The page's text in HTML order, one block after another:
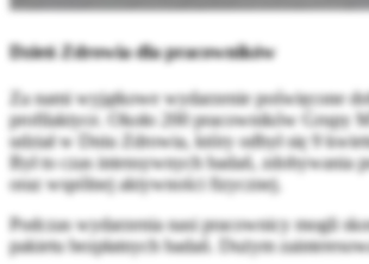
Dzień Zdrowia dla pracowników
Za nami wyjątkowe wydarzenie poświęcone
profilaktyce. Około 200 pracowników Grupy
udział w Dniu Zdrowia, który odbył się 9
Był to czas intensywnych badań, zdobywania
oraz wspólnej aktywności fizycznej.
Podczas wydarzenia nasi pracownicy mogli
pakietu bezpłatnych badań. Dużym